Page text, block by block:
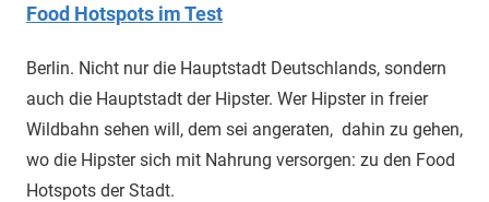
Food Hotspots im Test
Berlin. Nicht nur die Hauptstadt Deutschlands, sondern
auch die Hauptstadt der Hipster. Wer Hipster in freier
Wildbahn sehen will, dem sei angeraten, dahin zu gehen,
wo die Hipster sich mit Nahrung versorgen: zu den Food
Hotspots der Stadt.